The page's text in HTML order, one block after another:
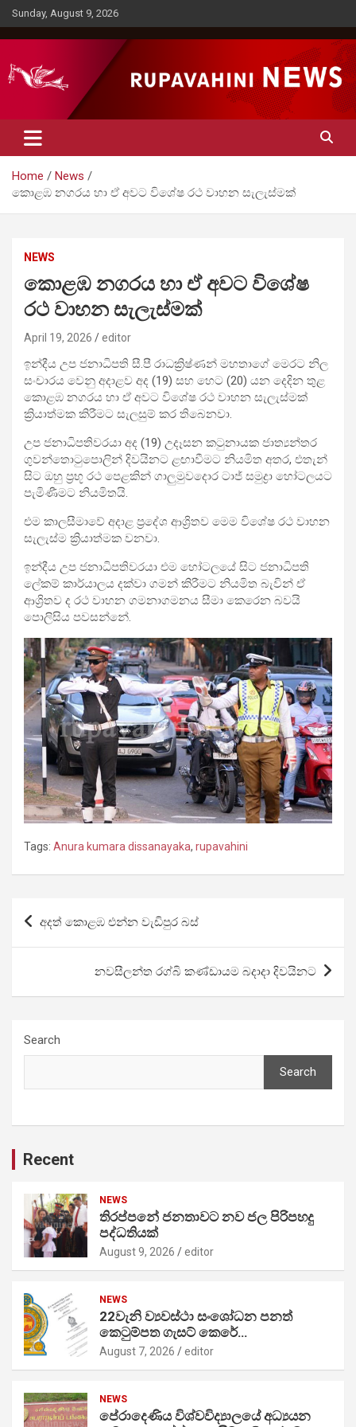
Skip
to
content
Sunday, August 9, 2026
Rupavahini News
Home
News
කොළඹ නගරය හා ඒ අවට විශේෂ රථ වාහන සැලැස්මක්
NEWS
කොළඹ නගරය හා ඒ අවට විශේෂ
රථ වාහන සැලැස්මක්
April 19, 2026 editor
ඉන්දීය උප ජනාධිපති සී.පී රාධක්‍රිෂ්ණන් මහතාගේ මෙරට නිල
සංචාරය වෙනු අදාළව අද (19) සහ හෙට (20) යන දෙදින තුළ
කොළඹ නගරය හා ඒ අවට විශේෂ රථ වාහන සැලැස්මක්
ක්‍රියාත්මක කිරීමට සැලසුම් කර තිබෙනවා.
උප ජනාධිපතිවරයා අද (19) උදෑසන කටුනායක ජාත්‍යන්තර
ගුවන්තොටුපොලින් දිවයිනට ළඟාවීමට නියමිත අතර, එතැන්
සිට ඔහු ප්‍රභූ රථ පෙළකින් ගාලුමුවදොර ටාජ් සමුද්‍රා හෝටලයට
පැමිණීමට නියමිතයි.
එම කාලසීමාවේ අදාළ ප්‍රදේශ ආශ්‍රිතව මෙම විශේෂ රථ වාහන
සැලැස්ම ක්‍රියාත්මක වනවා.
ඉන්දීය උප ජනාධිපතිවරයා එම හෝටලයේ සිට ජනාධිපති
ලේකම් කාර්යාලය දක්වා ගමන් කිරීමට නියමිත බැවින් ඒ
ආශ්‍රිතව ද රථ වාහන ගමනාගමනය සීමා කෙරෙන බවයි
පොලිසිය පවසන්නේ.
Tags: Anura kumara dissanayaka, rupavahini
Post
navigation
අදත් කොළඹ එන්න වැඩිපුර බස්
නවසීලන්ත රග්බි කණ්ඩායම බදාදා දිවයිනට
Search
Search
Recent
NEWS
තිරප්පනේ ජනතාවට නව ජල පිරිපහදු
පද්ධතියක්
August 9, 2026 editor
NEWS
22වැනි ව්‍යවස්ථා සංශෝධන පනත්
කෙටුම්පත ගැසට් කෙරේ…
August 7, 2026 editor
NEWS
පේරාදෙණිය විශ්වවිද්‍යාලයේ අධ්‍යයන